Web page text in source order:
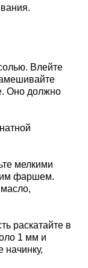
Влейте
Оно должно
мелкими
фаршем.
раскатайте в
1 мм и
начинку,